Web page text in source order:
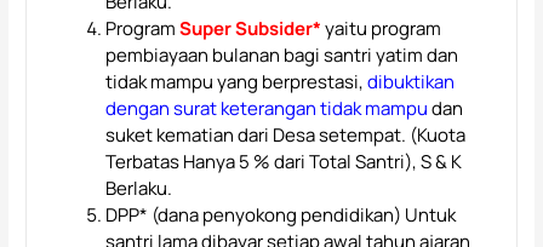
ProgramSuper Subsider*yaitu program
pembiayaan bulanan bagi santri yatim dan
tidak mampu yang berprestasi,dibuktikan
dengan surat keterangan tidak mampudan
suket kematian dari Desa setempat. (Kuota
Terbatas Hanya 5 % dari Total Santri), S & K
Berlaku.
DPP* (dana penyokong pendidikan) Untuk
santri lama dibayar setiap awal tahun ajaran